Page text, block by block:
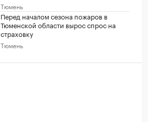
Тюмень
Перед началом сезона пожаров в
Тюменской области вырос спрос на
страховку
Тюмень